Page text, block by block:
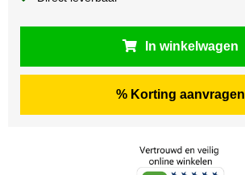
In winkelwagen
% Korting aanvragen